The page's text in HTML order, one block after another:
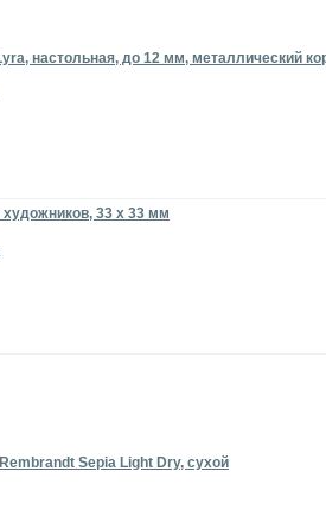
настольная, до 12 мм, металлический
33 x 33 мм
Sepia Light Dry, сухой